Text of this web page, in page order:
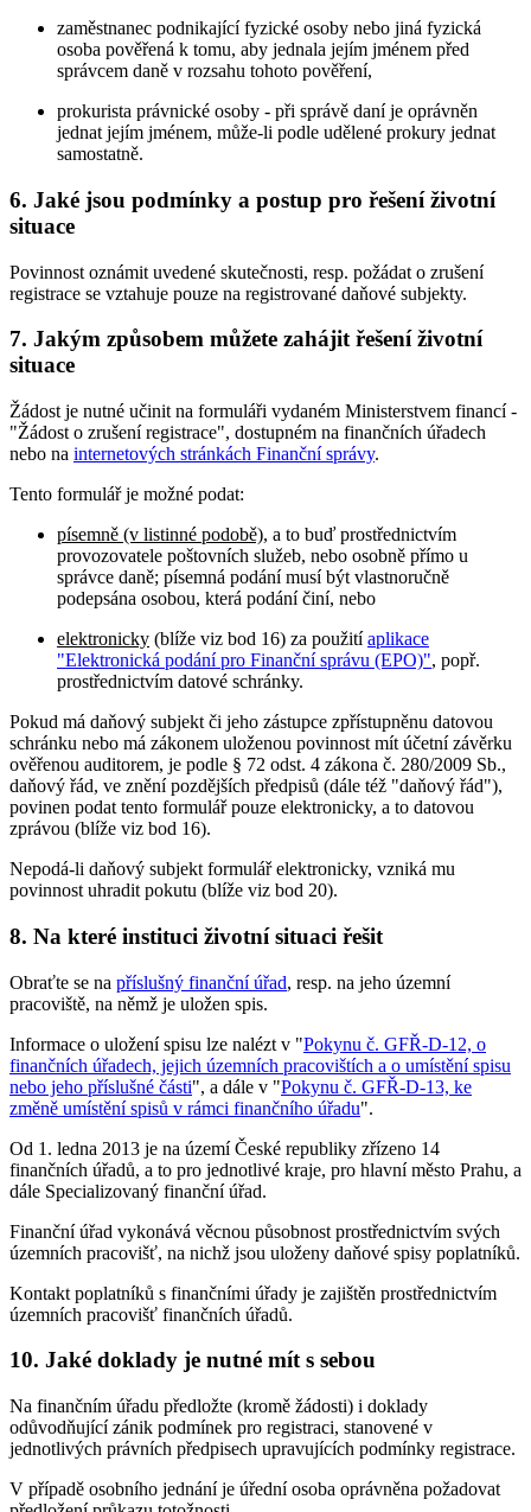
zaměstnanec podnikající fyzické osoby nebo jiná fyzická
osoba pověřená k tomu, aby jednala jejím jménem před
správcem daně v rozsahu tohoto pověření,
prokurista právnické osoby - při správě daní je oprávněn
jednat jejím jménem, může-li podle udělené prokury jednat
samostatně.
6. Jaké jsou podmínky a postup pro řešení životní
situace
Povinnost oznámit uvedené skutečnosti, resp. požádat o zrušení
registrace se vztahuje pouze na registrované daňové subjekty.
7. Jakým způsobem můžete zahájit řešení životní
situace
Žádost je nutné učinit na formuláři vydaném Ministerstvem financí -
"Žádost o zrušení registrace", dostupném na finančních úřadech
nebo na internetových stránkách Finanční správy.
Tento formulář je možné podat:
písemně (v listinné podobě), a to buď prostřednictvím
provozovatele poštovních služeb, nebo osobně přímo u
správce daně; písemná podání musí být vlastnoručně
podepsána osobou, která podání činí, nebo
elektronicky (blíže viz bod 16) za použitíaplikace
"Elektronická podání pro Finanční správu (EPO)", popř.
prostřednictvím datové schránky.
Pokud má daňový subjekt či jeho zástupce zpřístupněnu datovou
schránku nebo má zákonem uloženou povinnost mít účetní závěrku
ověřenou auditorem, je podle § 72 odst. 4 zákona č. 280/2009 Sb.,
daňový řád, ve znění pozdějších předpisů (dále též "daňový řád"),
povinen podat tento formulář pouze elektronicky, a to datovou
zprávou (blíže viz bod 16).
Nepodá-li daňový subjekt formulář elektronicky, vzniká mu
povinnost uhradit pokutu (blíže viz bod 20).
8. Na které instituci životní situaci řešit
Obraťte se na příslušný finanční úřad, resp. na jeho územní
pracoviště, na němž je uložen spis.
Informace o uložení spisu lze nalézt v "Pokynu č. GFŘ-D-12, o
finančních úřadech, jejich územních pracovištích a o umístění spisu
nebo jeho příslušné části", a dále v "Pokynu č. GFŘ-D-13, ke
změně umístění spisů v rámci finančního úřadu".
Od 1. ledna 2013 je na území České republiky zřízeno 14
finančních úřadů, a to pro jednotlivé kraje, pro hlavní město Prahu, a
dále Specializovaný finanční úřad.
Finanční úřad vykonává věcnou působnost prostřednictvím svých
územních pracovišť, na nichž jsou uloženy daňové spisy poplatníků.
Kontakt poplatníků s finančními úřady je zajištěn prostřednictvím
územních pracovišť finančních úřadů.
10. Jaké doklady je nutné mít s sebou
Na finančním úřadu předložte (kromě žádosti) i doklady
odůvodňující zánik podmínek pro registraci, stanovené v
jednotlivých právních předpisech upravujících podmínky registrace.
V případě osobního jednání je úřední osoba oprávněna požadovat